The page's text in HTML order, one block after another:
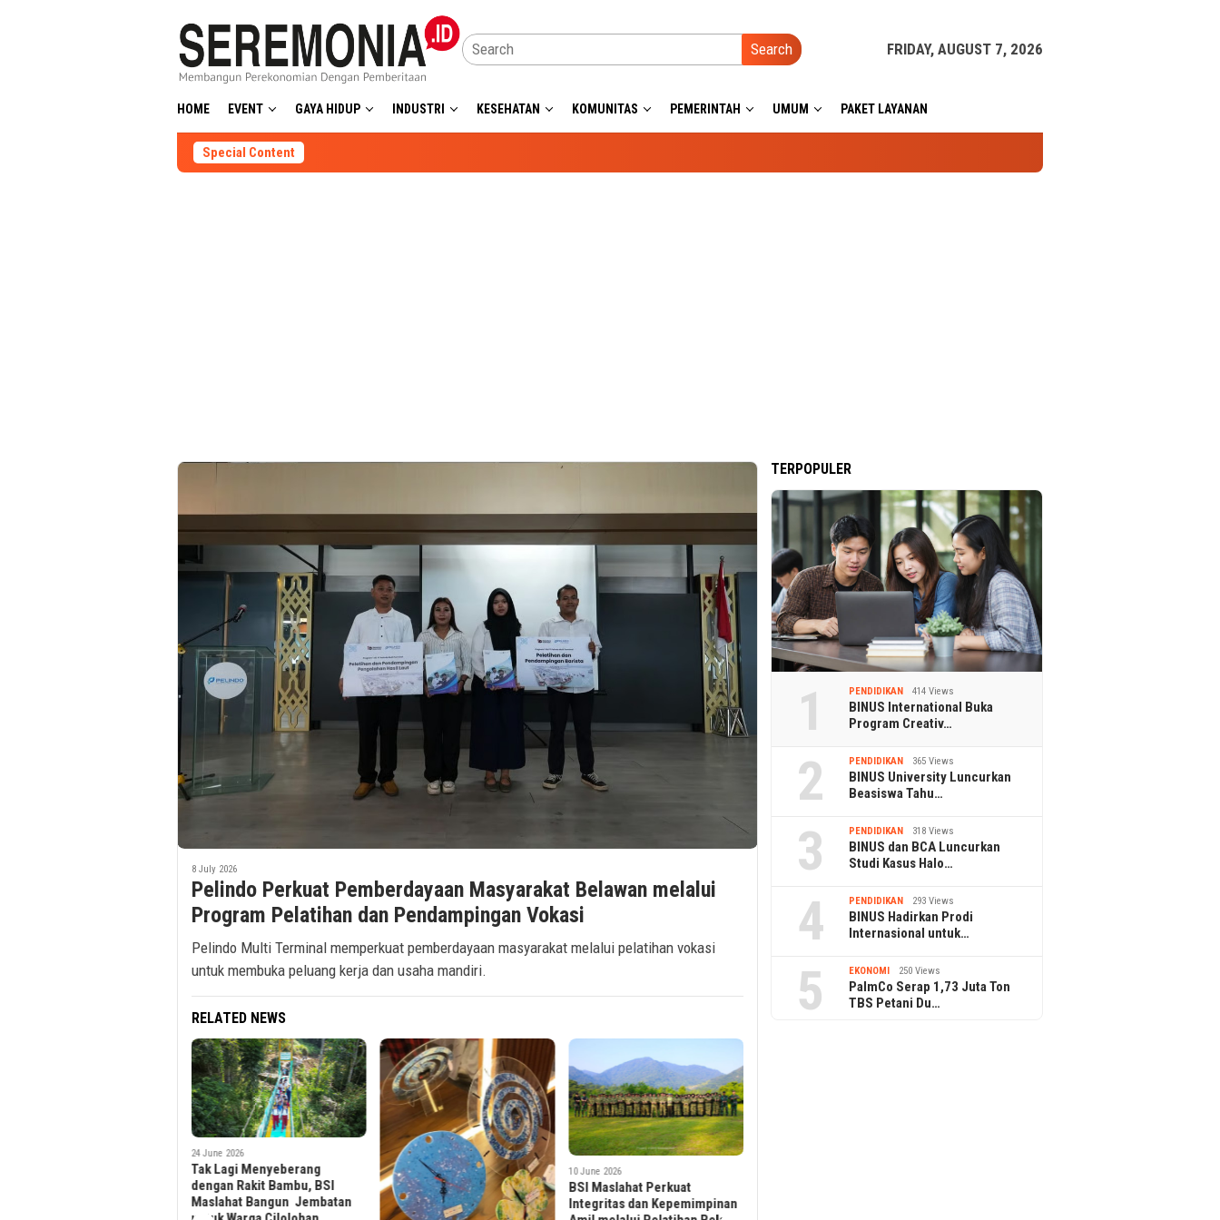
Search FRIDAY, AUGUST 7, 2026
HOME EVENT GAYA HIDUP INDUSTRI KESEHATAN KOMUNITAS PEMERINTAH UMUM PAKET LAYANAN
Special Content
8 July 2026
Pelindo Perkuat Pemberdayaan Masyarakat Belawan melalui
Program Pelatihan dan Pendampingan Vokasi
Pelindo Multi Terminal memperkuat pemberdayaan masyarakat melalui pelatihan vokasi
untuk membuka peluang kerja dan usaha mandiri.
RELATED NEWS
10 June 2026
BSI Maslahat Perkuat
Integritas dan Kepemimpinan
3 June 2026
ABPEDNAS dan SUCOFINDO
Hadirkan Akses Air Bersih
TERPOPULER
1 PENDIDIKAN 414 Views
BINUS International Buka
Program Creativ…
2 PENDIDIKAN 365 Views
BINUS University Luncurkan
Beasiswa Tahu…
3 PENDIDIKAN 318 Views
BINUS dan BCA Luncurkan
Studi Kasus Halo…
4 PENDIDIKAN 293 Views
BINUS Hadirkan Prodi
Internasional untuk…
5 EKONOMI 250 Views
PalmCo Serap 1,73 Juta Ton
TBS Petani Du…